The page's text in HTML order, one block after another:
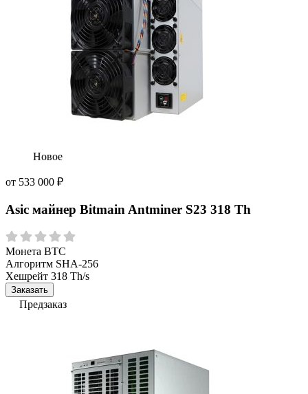
Новое
от 533 000 ₽
Asic майнер Bitmain Antminer S23 318 Th
Монета BTC
Алгоритм SHA-256
Хешрейт 318 Th/s
Заказать
Предзаказ